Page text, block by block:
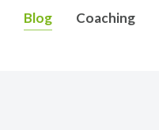
Blog Coaching